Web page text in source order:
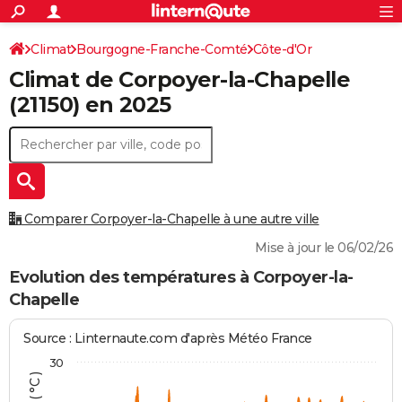
ACTUALITÉS
Politique
Société
Faits Divers
Education
Monde
Villes
+
SPORT
Coupe du monde 2026
Football
Tennis
Cyclisme
Rugby
Forum
Programme TV
TNT
Streaming
Cinéma
Sorties cinéma
Musique
+
FINANCE
Retraite
Impôts
Epargne
Immobilier
Risques naturels par ville
Banque
Assurance
Crédit
AUTO
Essais
Réserver un essai
Citadines
Berlines
SUV
Forum auto
+
HIGH-TECH
Forum
Aménagement intérieur
Extérieur
Cuisine
Salle de bains
Jardinage
Rangement
+WEEK-END
Guides de France
Escapades
Patrimoine
Expositions
Musées
Week-end nature
+
Art de vivre
Bien-être
Loisirs
Mode
Modes de vie
Alimentation
Guide de la santé
Maladies
Médicaments
Sommeil
VOYAGE
Rechercher
S'inscrire
Connexion
Climat Bourgogne-Franche-Comté Côte-d'Or
Corpoyer-la-Chapelle
Climat de Corpoyer-la-Chapelle
(21150) en 2025
Comparer Corpoyer-la-Chapelle à une autre ville
Mise à jour le 06/02/26
Evolution des températures à Corpoyer-la-
Chapelle
Source : Linternaute.com d'après Météo France
30